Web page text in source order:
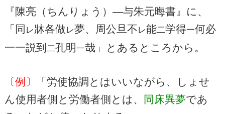
『陳亮（ちんりょう）―与朱元晦書』に、
「同 レ牀各做レ夢、周公旦不レ能二学得一何必
一一説到 二孔明一哉」とあるところから。
〔例〕
「労使協調とはいいながら、しょせ
ん使用者側と労働者側とは、
同床異夢であ